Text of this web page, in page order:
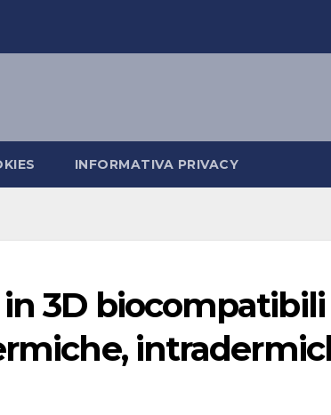
INFORMATIVA PRIVACY
3D